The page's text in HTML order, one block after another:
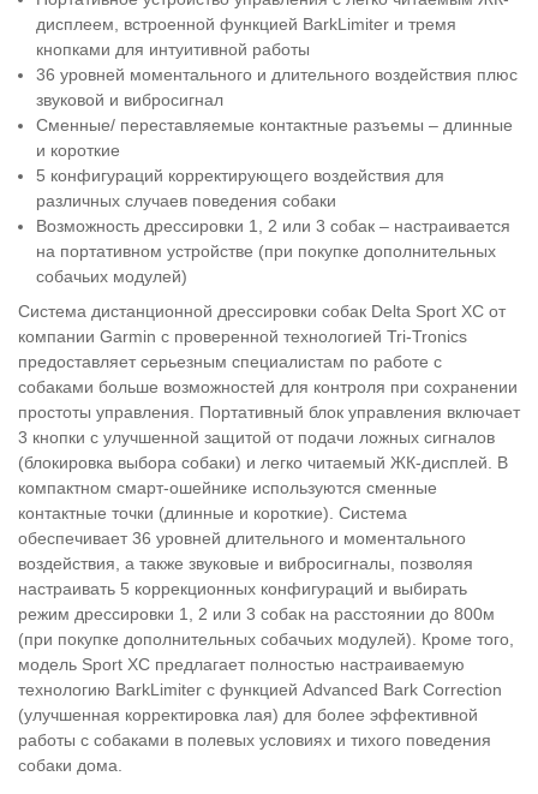
дисплеем, встроенной функцией BarkLimiter и тремя
кнопками для интуитивной работы
36 уровней моментального и длительного воздействия плюс
звуковой и вибросигнал
Сменные/ переставляемые контактные разъемы – длинные
и короткие
5 конфигураций корректирующего воздействия для
различных случаев поведения собаки
Возможность дрессировки 1, 2 или 3 собак – настраивается
на портативном устройстве (при покупке дополнительных
собачьих модулей)
Система дистанционной дрессировки собак Delta Sport XC от
компании Garmin с проверенной технологией Tri-Tronics
предоставляет серьезным специалистам по работе с
собаками больше возможностей для контроля при сохранении
простоты управления. Портативный блок управления включает
3 кнопки с улучшенной защитой от подачи ложных сигналов
(блокировка выбора собаки) и легко читаемый ЖК-дисплей. В
компактном смарт-ошейнике используются сменные
контактные точки (длинные и короткие). Система
обеспечивает 36 уровней длительного и моментального
воздействия, а также звуковые и вибросигналы, позволяя
настраивать 5 коррекционных конфигураций и выбирать
режим дрессировки 1, 2 или 3 собак на расстоянии до 800м
(при покупке дополнительных собачьих модулей). Кроме того,
модель Sport XC предлагает полностью настраиваемую
технологию BarkLimiter с функцией Advanced Bark Correction
(улучшенная корректировка лая) для более эффективной
работы с собаками в полевых условиях и тихого поведения
собаки дома.